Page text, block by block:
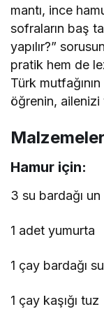
mantı, ince
sofraların baş
yapılır?”
pratik hem de
Türk
öğrenin,
Hamur için:
3 su bardağı un
1 adet yumurta
1 çay bardağı su
1 çay kaşığı tuz